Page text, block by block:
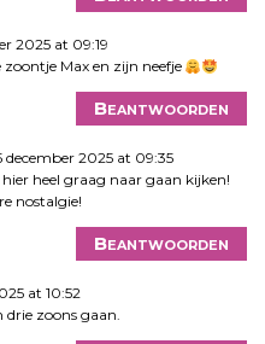
2025 at 09:19
Max en zijn neefje
Beantwoorden
december 2025 at 09:35
heel graag naar gaan kijken!
nostalgie!
Beantwoorden
at 10:52
zoons gaan.